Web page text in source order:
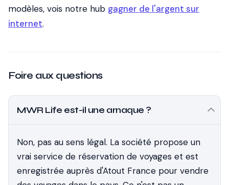
modèles, vois notre hub gagner de l'argent sur
internet.
Foire aux questions
MWR Life est-il une arnaque ?
Non, pas au sens légal. La société propose un
vrai service de réservation de voyages et est
enregistrée auprès d'Atout France pour vendre